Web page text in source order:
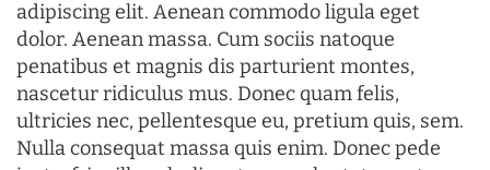
adipiscing elit. Aenean commodo ligula eget
dolor. Aenean massa. Cum sociis natoque
penatibus et magnis dis parturient montes,
nascetur ridiculus mus. Donec quam felis,
ultricies nec, pellentesque eu, pretium quis, sem.
Nulla consequat massa quis enim. Donec pede